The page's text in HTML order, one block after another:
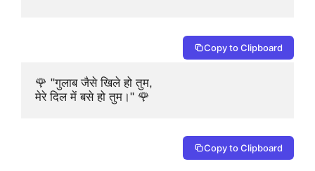
Copy to Clipboard
🌹 "गुलाब जैसे खिले हो तुम,
मेरे दिल में बसे हो तुम।" 🌹
Copy to Clipboard